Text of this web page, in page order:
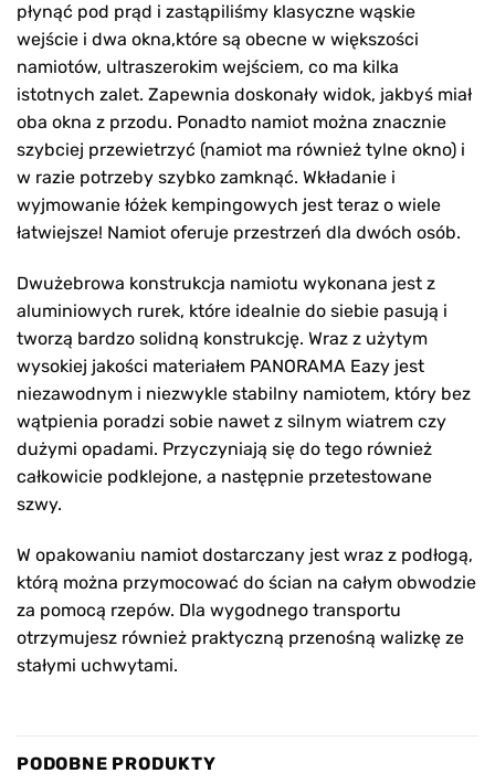
płynąć pod prąd i zastąpiliśmy klasyczne wąskie
wejście i dwa okna,które są obecne w większości
namiotów, ultraszerokim wejściem, co ma kilka
istotnych zalet. Zapewnia doskonały widok, jakbyś miał
oba okna z przodu. Ponadto namiot można znacznie
szybciej przewietrzyć (namiot ma również tylne okno) i
w razie potrzeby szybko zamknąć. Wkładanie i
wyjmowanie łóżek kempingowych jest teraz o wiele
łatwiejsze! Namiot oferuje przestrzeń dla dwóch osób.
Dwużebrowa konstrukcja namiotu wykonana jest z
aluminiowych rurek, które idealnie do siebie pasują i
tworzą bardzo solidną konstrukcję. Wraz z użytym
wysokiej jakości materiałem PANORAMA Eazy jest
niezawodnym i niezwykle stabilny namiotem, który bez
wątpienia poradzi sobie nawet z silnym wiatrem czy
dużymi opadami. Przyczyniają się do tego również
całkowicie podklejone, a następnie przetestowane
szwy.
W opakowaniu namiot dostarczany jest wraz z podłogą,
którą można przymocować do ścian na całym obwodzie
za pomocą rzepów. Dla wygodnego transportu
otrzymujesz również praktyczną przenośną walizkę ze
stałymi uchwytami.
PODOBNE PRODUKTY